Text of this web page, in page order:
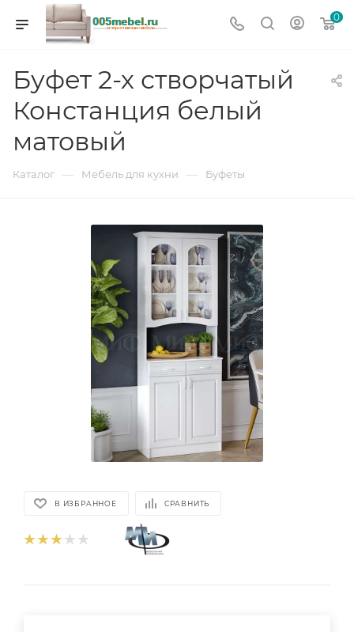
0
Буфет 2-х створчатый
Констанция белый
матовый
Каталог — Мебель для кухни — Буфеты
В ИЗБРАННОЕ СРАВНИТЬ